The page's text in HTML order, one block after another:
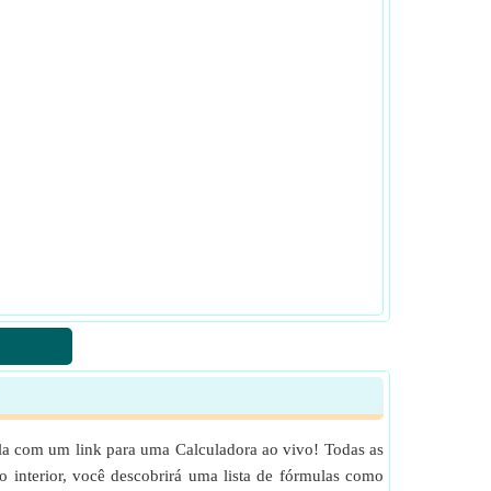
com um link para uma Calculadora ao vivo! Todas as
interior, você descobrirá uma lista de fórmulas como